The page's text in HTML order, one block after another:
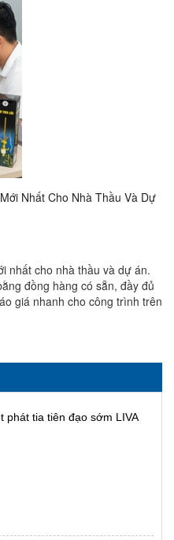
Nhất Cho Nhà Thầu Và Dự
nhất cho nhà thầu và dự án.
đồng hàng có sẵn, đầy đủ
giá nhanh cho công trình trên
phát tia tiên đạo sớm LIVA